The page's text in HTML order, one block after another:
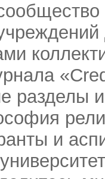
разделы
и